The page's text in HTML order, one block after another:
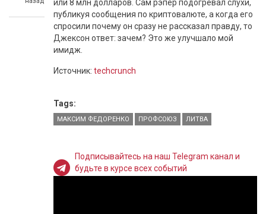
или 8 млн долларов. Сам рэпер подогревал слухи,
публикуя сообщения по криптовалюте, а когда его
спросили почему он сразу не рассказал правду, то
Джексон ответ: зачем? Это же улучшало мой
имидж.
Источник: techcrunch
Tags:
МАКСИМ ФЕДОРЕНКО ПРОФСОЮЗ ЛИТВА
Подписывайтесь на наш Telegram канал и
будьте в курсе всех событий